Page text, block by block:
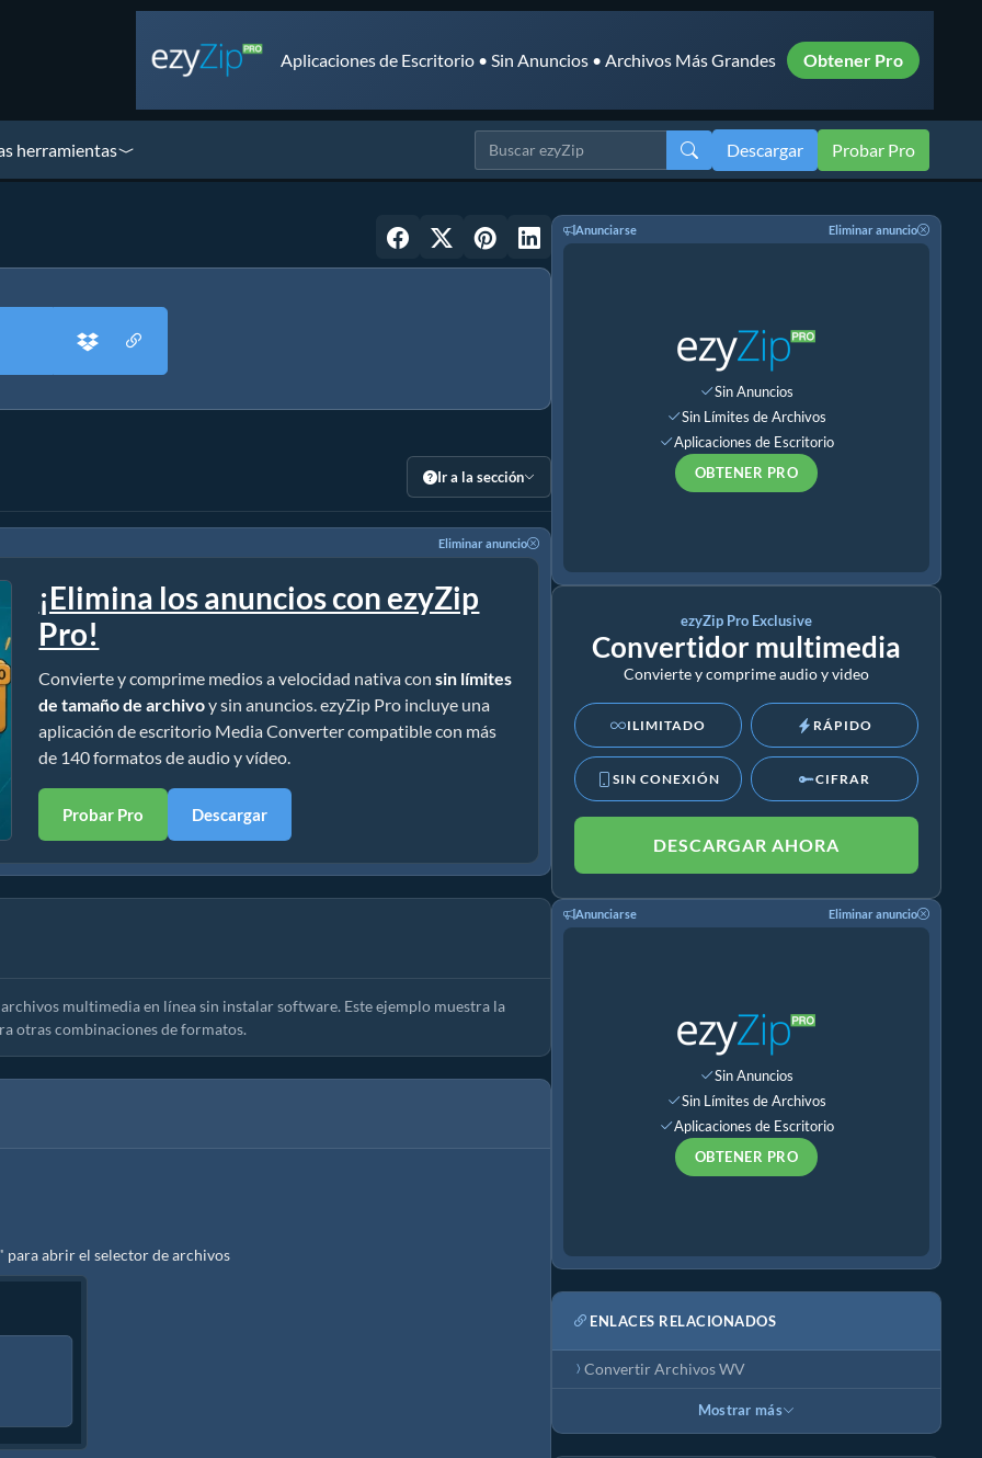
Aplicaciones de Escritorio • Sin Anuncios • Archivos Más Grandes Obtener Pro
herramientas Descargar Probar Pro
Ir a la sección
Eliminar anuncio
¡Elimina los anuncios con ezyZip
Pro!
Convierte y comprime medios a velocidad nativa consin límites
de tamaño de archivoy sin anuncios. ezyZip Pro incluye una
aplicación de escritorio Media Converter compatible con más
de 140 formatos de audio y vídeo.
Probar Pro Descargar
multimedia en línea sin instalar software. Este ejemplo muestra la
otras combinaciones de formatos.
" para abrir el selector de archivos
Anunciarse Eliminar anuncio
Sin Anuncios
Sin Límites de Archivos
Aplicaciones de Escritorio
OBTENER PRO
ezyZip Pro Exclusive
Convertidor multimedia
Convierte y comprime audio y video
ILIMITADO RÁPIDO
SIN CONEXIÓN CIFRAR
DESCARGAR AHORA
Anunciarse Eliminar anuncio
Sin Anuncios
Sin Límites de Archivos
Aplicaciones de Escritorio
OBTENER PRO
ENLACES RELACIONADOS
Convertir Archivos WV
Mostrar más